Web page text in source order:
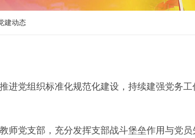
建动态
进党组织标准化规范化建设，持续建强党务
教师党支部，充分发挥支部战斗堡垒作用与党员